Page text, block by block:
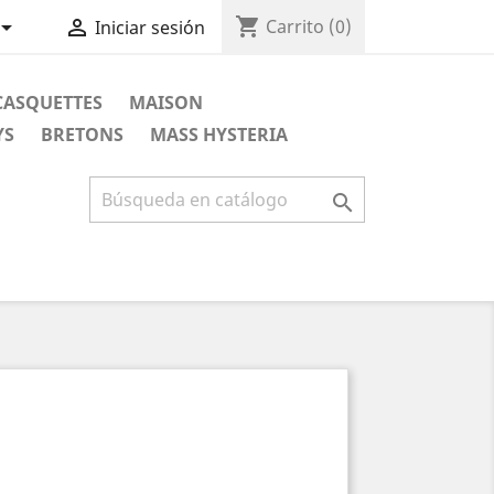
 Iniciar sesión shopping_cart Carrito (0)
MAISON
BRETONS MASS HYSTERIA
